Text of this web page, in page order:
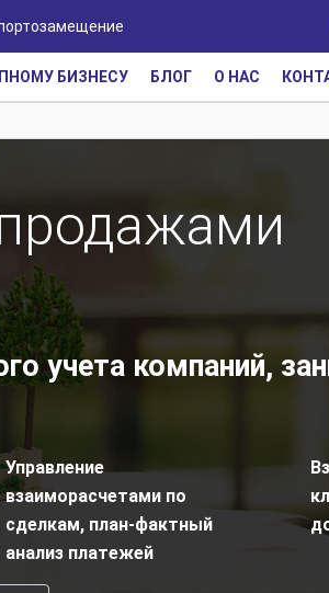
БИЗНЕСУ БЛОГ О НАС
учета компаний,
Управление
взаиморасчетами по
сделкам, план-фактный
анализ платежей